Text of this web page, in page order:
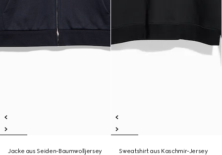
Jacke aus Seiden-Baumwolljersey
Sweatshirt aus Kaschmir-Jersey